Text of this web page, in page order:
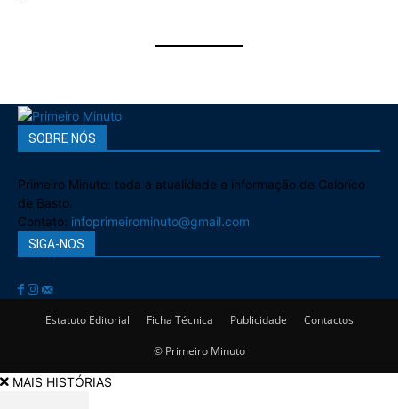
SOBRE NÓS
Primeiro Minuto: toda a atualidade e informação de Celorico
de Basto.
Contato: infoprimeirominuto@gmail.com
SIGA-NOS
Estatuto Editorial Ficha Técnica Publicidade Contactos
© Primeiro Minuto
MAIS HISTÓRIAS